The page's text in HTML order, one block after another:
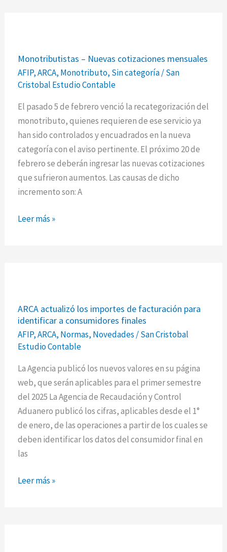
Monotributistas – Nuevas cotizaciones mensuales
AFIP,ARCA, Monotributo, Sin categoría/San
Cristobal Estudio Contable
El pasado 5 de febrero venció la recategorización del
monotributo, quienes requieren de ese servicio ya
han sido controlados y encuadrados en la nueva
categoría con el aviso pertinente. El próximo 20 de
febrero se deberán ingresar las nuevas cotizaciones
que sufrieron aumentos. Las causas de dicho
incremento son: A
–
Nuevas
cotizaciones
mensuales
Leer más »
ARCA actualizó los importes de facturación para
identificar a consumidores finales
AFIP,ARCA, Normas, Novedades /San Cristobal
Estudio Contable
La Agencia publicó los nuevos valores en su página
web, que serán aplicables para el primer semestre
del 2025 La Agencia de Recaudación y Control
Aduanero publicó los cifras, aplicables desde el 1°
de enero, de las operaciones a partir de los cuales se
deben identificar los datos del consumidor final en
las
actualizó
los
importes
de
facturación
para
identificar
a
consumidores
finales
Leer más »